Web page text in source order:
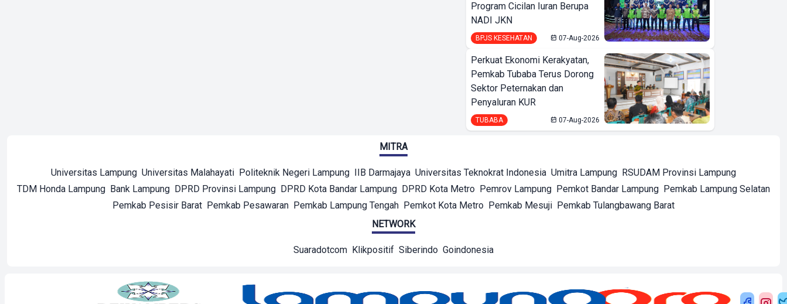
Program Cicilan Iuran Berupa
NADI JKN
BPJS KESEHATAN 07-Aug-2026
Perkuat Ekonomi Kerakyatan,
Pemkab Tubaba Terus Dorong
Sektor Peternakan dan
Penyaluran KUR
TUBABA 07-Aug-2026
MITRA
Universitas Lampung Universitas Malahayati Politeknik Negeri Lampung IIB Darmajaya Universitas Teknokrat Indonesia Umitra Lampung RSUDAM Provinsi Lampung
TDM Honda Lampung Bank Lampung DPRD Provinsi Lampung DPRD Kota Bandar Lampung DPRD Kota Metro Pemrov Lampung Pemkot Bandar Lampung Pemkab Lampung Selatan
Pemkab Pesisir Barat Pemkab Pesawaran Pemkab Lampung Tengah Pemkot Kota Metro Pemkab Mesuji Pemkab Tulangbawang Barat
NETWORK
Suaradotcom Klikpositif Siberindo Goindonesia